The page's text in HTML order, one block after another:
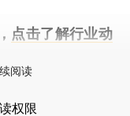
点击了解行业动
阅读
权限